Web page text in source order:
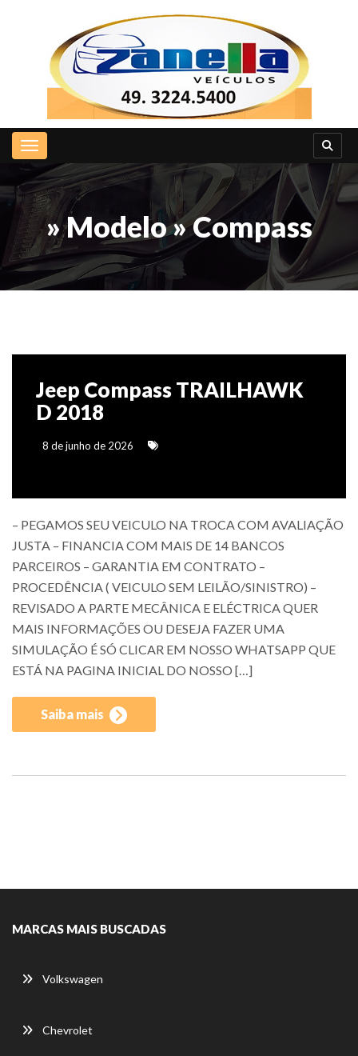
Toggle navigation
» Modelo » Compass
Jeep Compass TRAILHAWK
D 2018
8 de junho de 2026
– PEGAMOS SEU VEICULO NA TROCA COM AVALIAÇÃO
JUSTA – FINANCIA COM MAIS DE 14 BANCOS
PARCEIROS – GARANTIA EM CONTRATO –
PROCEDÊNCIA ( VEICULO SEM LEILÃO/SINISTRO) –
REVISADO A PARTE MECÂNICA E ELÉCTRICA QUER
MAIS INFORMAÇÕES OU DESEJA FAZER UMA
SIMULAÇÃO É SÓ CLICAR EM NOSSO WHATSAPP QUE
ESTÁ NA PAGINA INICIAL DO NOSSO […]
Saiba mais
MARCAS MAIS BUSCADAS
Volkswagen
Chevrolet